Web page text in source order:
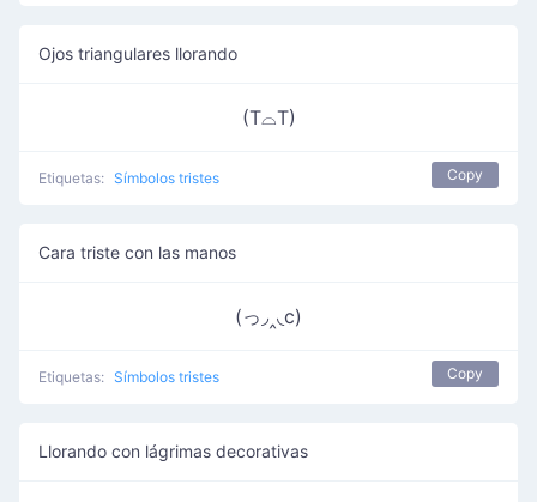
Ojos triangulares llorando
(T⌓T)
Etiquetas: Símbolos tristes Copy
Cara triste con las manos
(っ◞‸◟c)
Etiquetas: Símbolos tristes Copy
Llorando con lágrimas decorativas